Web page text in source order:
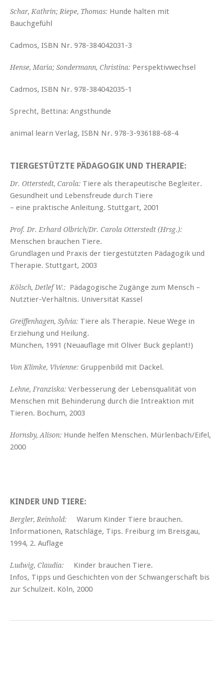
Schar, Kathrin; Riepe, Thomas: Hunde halten mit
Bauchgefühl
Cadmos, ISBN Nr. 978-384042031-3
Hense, Maria; Sondermann, Christina: Perspektivwechsel
Cadmos, ISBN Nr. 978-384042035-1
Sprecht, Bettina: Angsthunde
animal learn Verlag, ISBN Nr. 978-3-936188-68-4
TIERGESTÜTZTE PÄDAGOGIK UND THERAPIE:
Dr. Otterstedt, Carola: Tiere als therapeutische Begleiter.
Gesundheit und Lebensfreude durch Tiere
– eine praktische Anleitung. Stuttgart, 2001
Prof. Dr. Erhard Olbrich/Dr. Carola Otterstedt (Hrsg.):
Menschen brauchen Tiere.
Grundlagen und Praxis der tiergestützten Pädagogik und
Therapie. Stuttgart, 2003
Kölsch, Detlef W.: Pädagogische Zugänge zum Mensch –
Nutztier-Verhältnis. Universität Kassel
Greiffenhagen, Sylvia: Tiere als Therapie. Neue Wege in
Erziehung und Heilung.
München, 1991 (Neuauflage mit Oliver Buck geplant!)
Von Klimke, Vivienne: Gruppenbild mit Dackel.
Lehne, Franziska: Verbesserung der Lebensqualität von
Menschen mit Behinderung durch die Intreaktion mit
Tieren. Bochum, 2003
Hornsby, Alison: Hunde helfen Menschen. Mürlenbach/Eifel,
2000
KINDER UND TIERE:
Bergler, Reinhold: Warum Kinder Tiere brauchen.
Informationen, Ratschläge, Tips. Freiburg im Breisgau,
1994, 2. Auflage
Ludwig, Claudia: Kinder brauchen Tiere.
Infos, Tipps und Geschichten von der Schwangerschaft bis
zur Schulzeit. Köln, 2000